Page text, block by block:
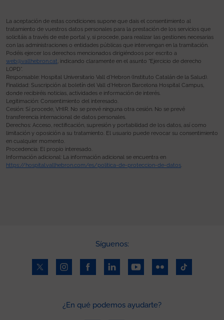
La aceptación de estas condiciones supone que dais el consentimiento al
tratamiento de vuestros datos personales para la prestación de los servicios que
solicitáis a través de este portal y, si procede, para realizar las gestiones necesarias
con las administraciones o entidades públicas que intervengan en la tramitación.
Podéis ejercer los derechos mencionados dirigiéndoos por escrito a
web@vallhebron.cat, indicando claramente en el asunto “Ejercicio de derecho
LOPD”.
Responsable: Hospital Universitario Vall d’Hebron (Instituto Catalán de la Salud).
Finalidad: Suscripción al boletín del Vall d’Hebron Barcelona Hospital Campus,
donde recibiréis noticias, actividades e información de interés.
Legitimación: Consentimiento del interesado.
Cesión: Sí procede, VHIR. No se prevé ninguna otra cesión. No se prevé
transferencia internacional de datos personales.
Derechos: Acceso, rectificación, supresión y portabilidad de los datos, así como
limitación y oposición a su tratamiento. El usuario puede revocar su consentimiento
en cualquier momento.
Procedencia: El propio interesado.
Información adicional: La información adicional se encuentra en
https://hospital.vallhebron.com/es/politica-de-proteccion-de-datos
Síguenos:
¿En qué podemos ayudarte?